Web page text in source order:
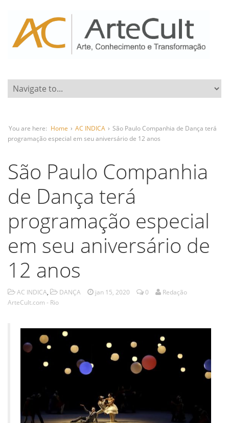
You are here: Home › AC INDICA › São Paulo Companhia de Dança terá
programação especial em seu aniversário de 12 anos
São Paulo Companhia
de Dança terá
programação especial
em seu aniversário de
12 anos
AC INDICA, DANÇA jan 15, 2020 0
Redação
ArteCult.com - Rio